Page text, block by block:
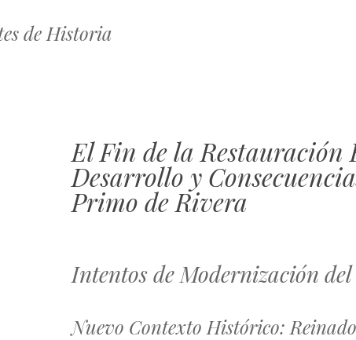
de Historia
El Fin de la Restauración
Desarrollo y
Primo de Rivera
Intentos de Modernización
Nuevo Contexto Histórico: